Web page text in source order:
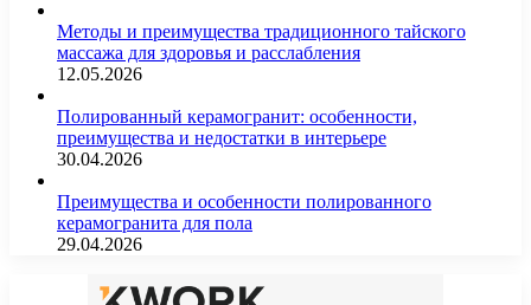
Методы и преимущества традиционного тайского
массажа для здоровья и расслабления
12.05.2026
Полированный керамогранит: особенности,
преимущества и недостатки в интерьере
30.04.2026
Преимущества и особенности полированного
керамогранита для пола
29.04.2026